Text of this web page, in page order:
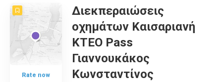
COUNT
Rate now
Διεκπεραιώσεις
οχημάτων Καισαριανή
ΚTEO Pass
Γιαννουκάκος
Κωνσταντίνος